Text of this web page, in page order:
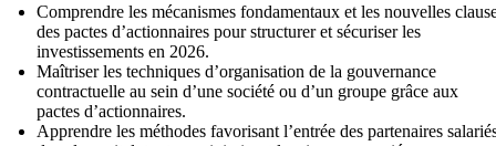
Comprendre les mécanismes fondamentaux et les nouvelles
des pactes d’actionnaires pour structurer et sécuriser les
investissements en 2026.
Maîtriser les techniques d’organisation de la gouvernance
contractuelle au sein d’une société ou d’un groupe grâce aux
pactes d’actionnaires.
Apprendre les méthodes favorisant l’entrée des partenaires